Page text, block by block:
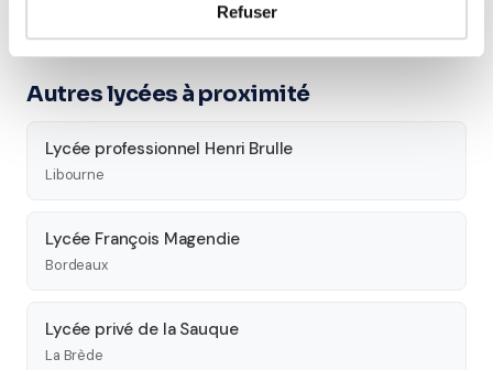
Refuser
Autres lycées à proximité
Lycée professionnel Henri Brulle
Libourne
Lycée François Magendie
Bordeaux
Lycée privé de la Sauque
La Brède